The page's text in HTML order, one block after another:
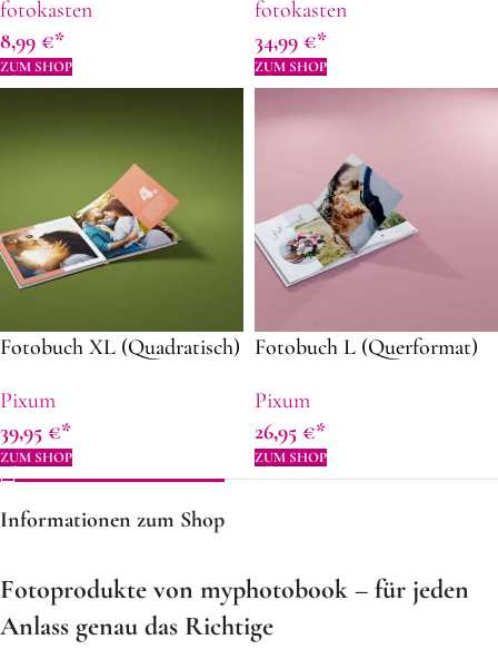
fotokasten
8,99 €
ZUM SHOP
fotokasten
34,99 €
ZUM SHOP
Fotobuch XL (Quadratisch)
Pixum
39,95 €
ZUM SHOP
Fotobuch L (Querformat)
Pixum
26,95 €
ZUM SHOP
Informationen zum Shop
Fotoprodukte von myphotobook – für jeden
Anlass genau das Richtige